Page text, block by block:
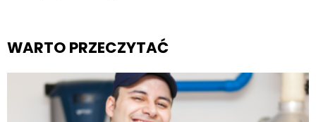
WARTO PRZECZYTAĆ